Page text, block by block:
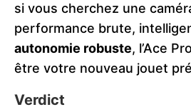
si vous cherchez une
performance brute,
autonomie robuste, l’Ace
être votre nouveau jouet
Verdict